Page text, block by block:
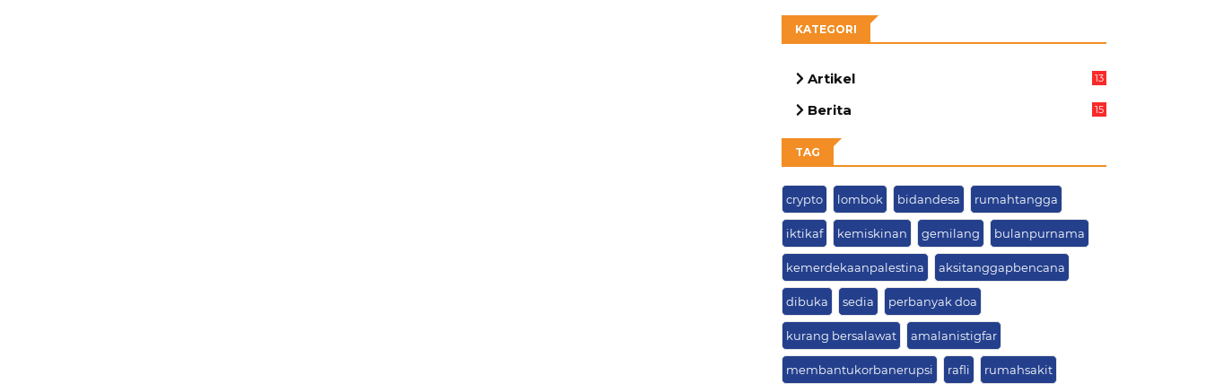
KATEGORI
Artikel
13
Berita
15
TAG
crypto lombok bidandesa rumahtangga
iktikaf kemiskinan gemilang bulanpurnama
kemerdekaanpalestina aksitanggapbencana
dibuka sedia perbanyak doa
kurang bersalawat amalanistigfar
membantukorbanerupsi rafli rumahsakit